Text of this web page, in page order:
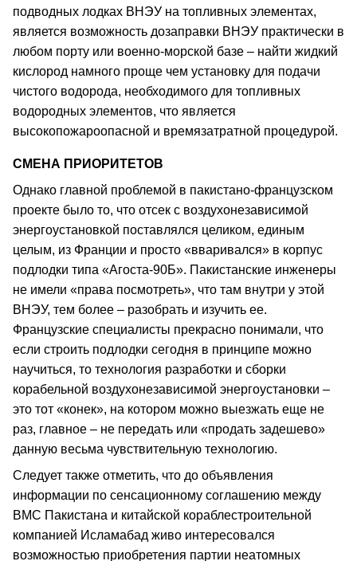
подводных лодках ВНЭУ на топливных элементах,
является возможность дозаправки ВНЭУ практически в
любом порту или военно-морской базе – найти жидкий
кислород намного проще чем установку для подачи
чистого водорода, необходимого для топливных
водородных элементов, что является
высокопожароопасной и времязатратной процедурой.
СМЕНА ПРИОРИТЕТОВ
Однако главной проблемой в пакистано-французском
проекте было то, что отсек с воздухонезависимой
энергоустановкой поставлялся целиком, единым
целым, из Франции и просто «вваривался» в корпус
подлодки типа «Агоста-90Б». Пакистанские инженеры
не имели «права посмотреть», что там внутри у этой
ВНЭУ, тем более – разобрать и изучить ее.
Французские специалисты прекрасно понимали, что
если строить подлодки сегодня в принципе можно
научиться, то технология разработки и сборки
корабельной воздухонезависимой энергоустановки –
это тот «конек», на котором можно выезжать еще не
раз, главное – не передать или «продать задешево»
данную весьма чувствительную технологию.
Следует также отметить, что до объявления
информации по сенсационному соглашению между
ВМС Пакистана и китайской кораблестроительной
компанией Исламабад живо интересовался
возможностью приобретения партии неатомных